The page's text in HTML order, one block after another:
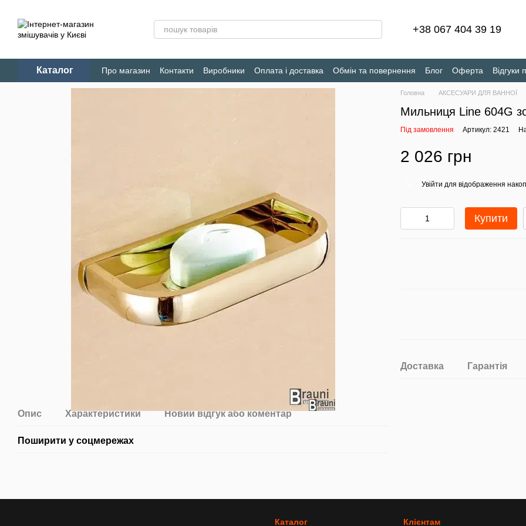
+38 067 404 39 19
Каталог Про магазин Контакти Виробники Оплата і доставка Обмін та повернення Блог Оферта
Відгуки
Конфіденційність
Опис Характеристики Новий відгук або коментар
Поширити у соцмережах
Головна АКСЕСУАРИ ДЛЯ ВАННОЇ
Мильниця Line 604G
Під замовлення Артикул: 2421
2 026 грн
Увійти для відображення
Купити
Доставка Гарантія
Каталог Клієнтам